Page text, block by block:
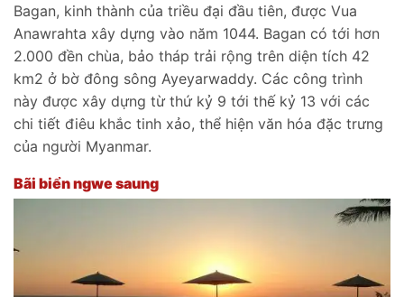
Bagan, kinh thành của triều đại đầu tiên, được Vua
Anawrahta xây dựng vào năm 1044. Bagan có tới hơn
2.000 đền chùa, bảo tháp trải rộng trên diện tích 42
km2 ở bờ đông sông Ayeyarwaddy. Các công trình
này được xây dựng từ thứ kỷ 9 tới thế kỷ 13 với các
chi tiết điêu khắc tinh xảo, thể hiện văn hóa đặc trưng
của người Myanmar.
Bãi biển ngwe saung